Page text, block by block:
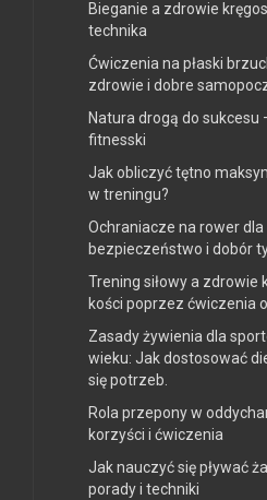
Bieganie a zdrowie
technika
Ćwiczenia na płaski
zdrowie i dobre
Natura drogą do sukcesu
fitnesski
Jak obliczyć tętno
w treningu?
Ochraniacze na rower dla
bezpieczeństwo i dobór
Trening siłowy a zdrowie
kości poprzez ćwiczenia
Zasady żywienia dla
wieku: Jak dostosować
się potrzeb.
Rola przepony w
korzyści i ćwiczenia
Jak nauczyć się pływać
porady i techniki